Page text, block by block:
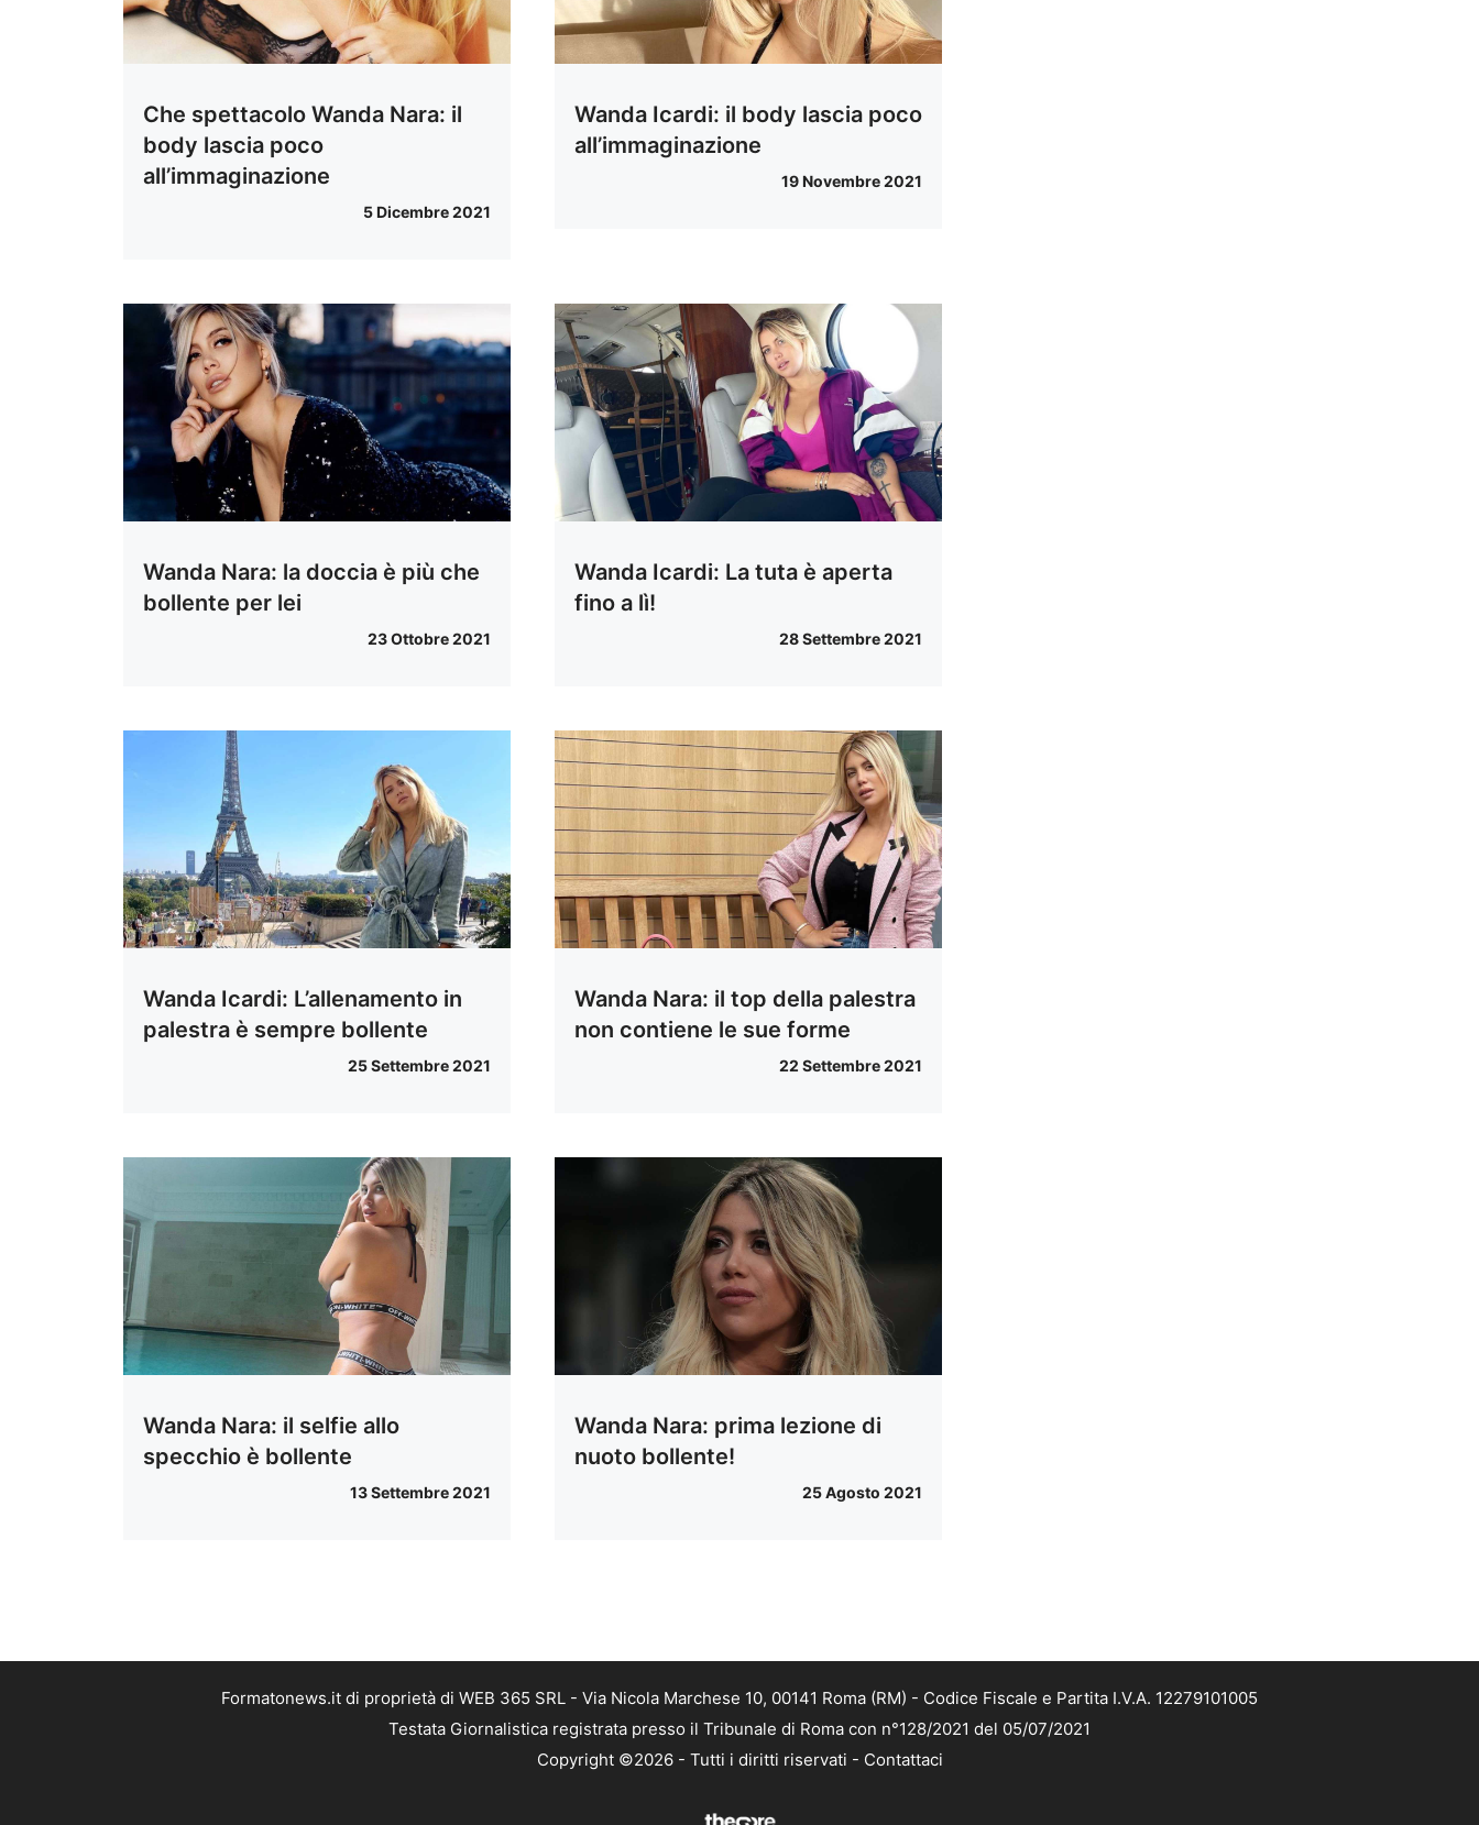
Che spettacolo Wanda Nara: il
body lascia poco
all’immaginazione
5 Dicembre 2021
Wanda Icardi: il body lascia poco
all’immaginazione
19 Novembre 2021
Wanda Nara: la doccia è più che
bollente per lei
23 Ottobre 2021
Wanda Icardi: La tuta è aperta
fino a lì!
28 Settembre 2021
Wanda Icardi: L’allenamento in
palestra è sempre bollente
25 Settembre 2021
Wanda Nara: il top della palestra
non contiene le sue forme
22 Settembre 2021
Wanda Nara: il selfie allo
specchio è bollente
13 Settembre 2021
Wanda Nara: prima lezione di
nuoto bollente!
25 Agosto 2021
Formatonews.it di proprietà di WEB 365 SRL - Via Nicola Marchese 10, 00141 Roma (RM) - Codice Fiscale e Partita I.V.A. 12279101005
Testata Giornalistica registrata presso il Tribunale di Roma con n°128/2021 del 05/07/2021
Copyright ©2026 - Tutti i diritti riservati - Contattaci